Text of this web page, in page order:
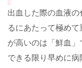
出血した際の血液
るにあたって極め
が高いのは「鮮血」
できる限り早めに